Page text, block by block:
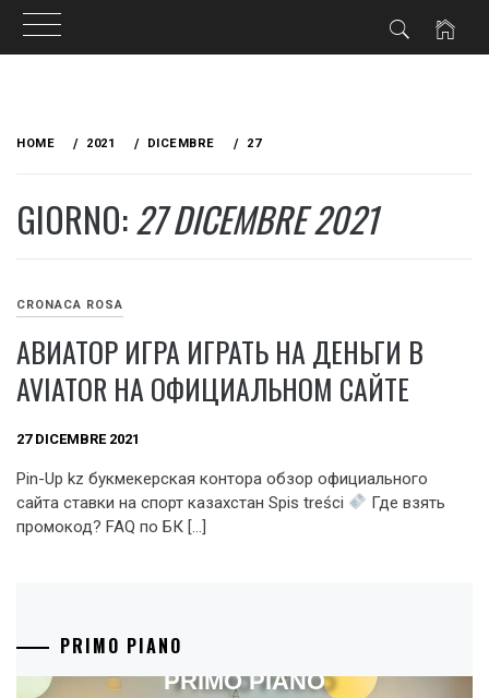
HOME 2021 DICEMBRE 27
GIORNO:27 DICEMBRE 2021
CRONACA ROSA
АВИАТОР ИГРА ИГРАТЬ НА ДЕНЬГИ В
AVIATOR НА ОФИЦИАЛЬНОМ САЙТЕ
27 DICEMBRE 2021
Pin-Up kz букмекерская контора обзор официального
сайта ставки на спорт казахстан Spis treści
Где взять
промокод? FAQ по БК […]
PRIMO PIANO
PRIMO PIANO